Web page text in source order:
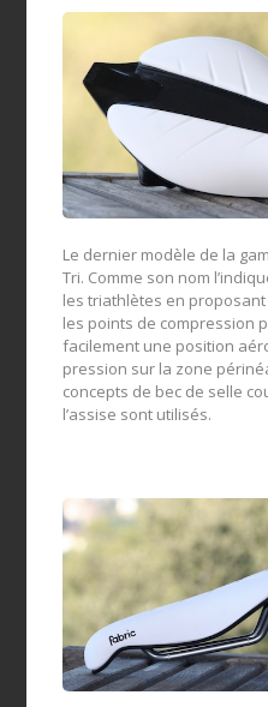
Le dernier modèle de la
Tri. Comme son nom
les triathlètes en
les points de compression
facilement une position
pression sur la zone
concepts de bec de selle
l’assise sont utilisés.